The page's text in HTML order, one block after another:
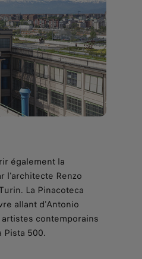
également la
l'architecte Renzo
La Pinacoteca
allant d'Antonio
contemporains
Pista 500.